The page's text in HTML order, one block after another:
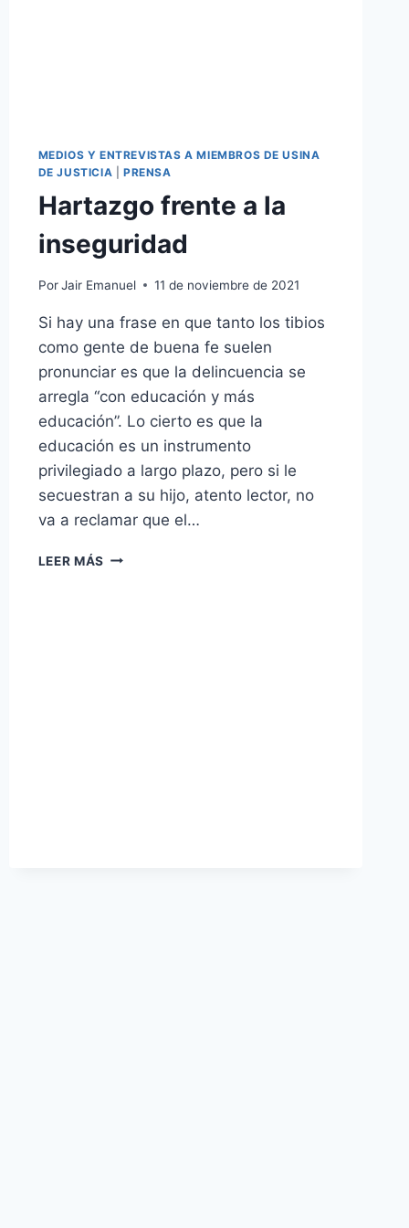
MEDIOS Y ENTREVISTAS A MIEMBROS DE USINA
DE JUSTICIA
PRENSA
Hartazgo frente a la
inseguridad
Por Jair Emanuel 11 de noviembre de 2021
Si hay una frase en que tanto los tibios
como gente de buena fe suelen
pronunciar es que la delincuencia se
arregla “con educación y más
educación”. Lo cierto es que la
educación es un instrumento
privilegiado a largo plazo, pero si le
secuestran a su hijo, atento lector, no
va a reclamar que el…
LEER MÁS